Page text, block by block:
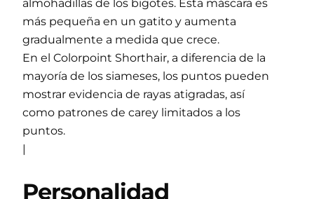
almohadillas de los bigotes. Esta máscara es
más pequeña en un gatito y aumenta
gradualmente a medida que crece.
En el Colorpoint Shorthair, a diferencia de la
mayoría de los siameses, los puntos pueden
mostrar evidencia de rayas atigradas, así
como patrones de carey limitados a los
puntos.
|
Personalidad